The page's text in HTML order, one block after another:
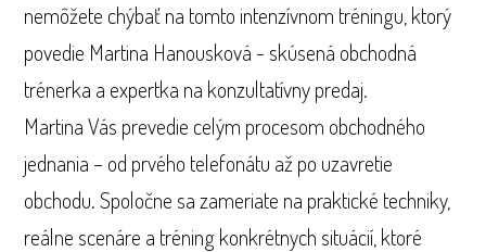
nemôžete chýbať na tomto intenzívnom tréningu, ktorý
povedie Martina Hanousková - skúsená obchodná
trénerka a expertka na konzultatívny predaj.
Martina Vás prevedie celým procesom obchodného
jednania – od prvého telefonátu až po uzavretie
obchodu. Spoločne sa zameriate na praktické techniky,
reálne scenáre a tréning konkrétnych situácií, ktoré